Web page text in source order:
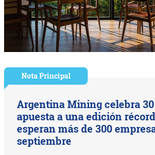
Nota Principal
Argentina Mining celebra
apuesta a una edición
esperan más de 300
septiembre